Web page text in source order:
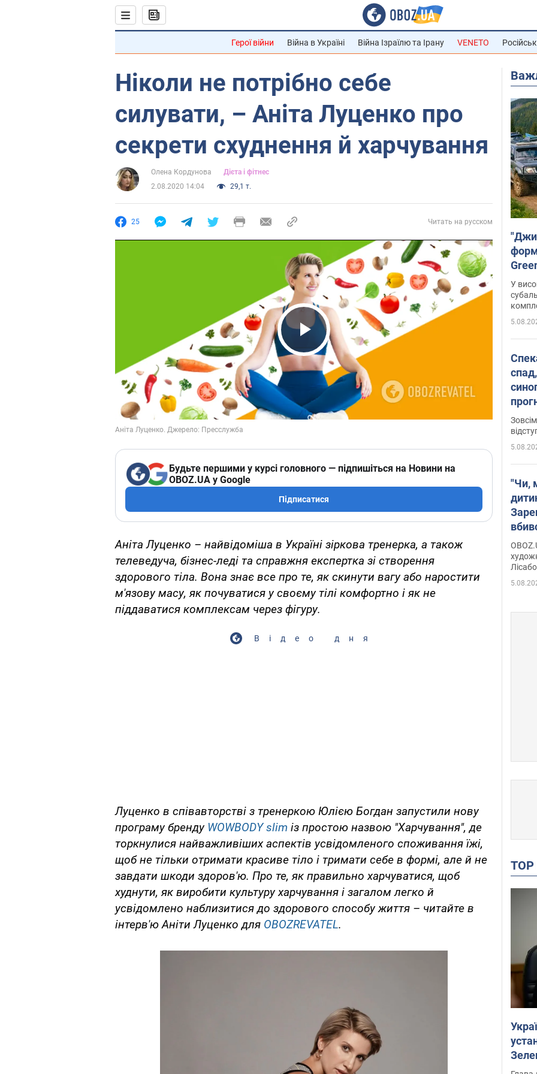
Герої війни Війна в Україні Війна Ізраїлю та Ірану VENETO
Ніколи не потрібно себе
силувати, – Аніта Луценко про
секрети схуднення й харчування
Олена Кордунова
Дієта і фітнес
2.08.2020 14:04
29,1 т.
25 Читать на русском
Play Video
Будьте першими у курсі головного — підпишіться на Новини на
OBOZ.UA у Google
Підписатися
Аніта Луценко – найвідоміша в Україні зіркова тренерка, а також
телеведуча, бізнес-леді та справжня експертка зі створення
здорового тіла. Вона знає все про те, як скинути вагу або наростити
м'язову масу, як почуватися у своєму тілі комфортно і як не
піддаватися комплексам через фігуру.
Відео дня
Луценко в співавторстві з тренеркою Юлією Богдан запустили нову
програму бренду WOWBODY slim із простою назвою "Харчування", де
торкнулися найважливіших аспектів усвідомленого споживання їжі,
щоб не тільки отримати красиве тіло і тримати себе в формі, але й не
завдати шкоди здоров'ю. Про те, як правильно харчуватися, щоб
худнути, як виробити культуру харчування і загалом легко й
усвідомлено наблизитися до здорового способу життя – читайте в
інтерв'ю Аніти Луценко для OBOZREVATEL.
У
"Чи,
в